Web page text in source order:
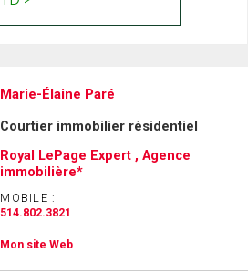
Marie-Élaine Paré
Courtier immobilier résidentiel
Royal LePage Expert , Agence
immobilière*
MOBILE :
514.802.3821
Mon site Web